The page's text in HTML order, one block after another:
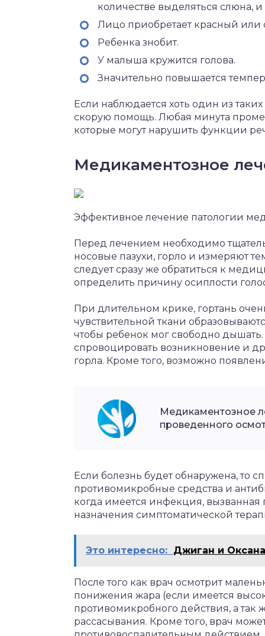
количестве выделяться слюна,
Лицо приобретает красный или
Ребенка знобит.
У малыша кружится голова.
Значительно повышается
Если наблюдается хоть один из
скорую помощь. Любая минута
которые могут нарушить функции
Медикаментозное
Эффективное лечение патологии
Перед лечением необходимо
носовые пазухи, горло и измеряют
следует сразу же обратиться к
определить причину осиплости
При длительном крике, гортань
чувствительной ткани
чтобы ребенок мог свободно
спровоцировать возникновение и
горла. Кроме того, возможно
Медикаментозное
проведенного
Если болезнь будет обнаружена, то
противомикробные средства и
когда имеется инфекция,
назначения симптоматической
Это интересно: Джиган и
После того как врач осмотрит
понижения жара (если имеется
противомикробного действия, а
рассасывания. Кроме того, врач